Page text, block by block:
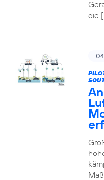
die